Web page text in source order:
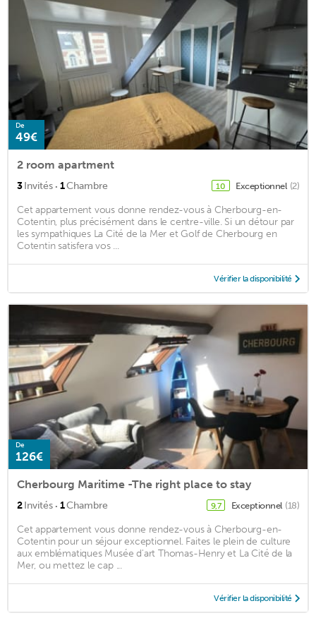
De
49€
2 room apartment
3Invités · 1Chambre 10 Exceptionnel (2)
Cet appartement vous donne rendez-vous à Cherbourg-en-
Cotentin, plus précisément dans le centre-ville. Si un détour par
les sympathiques La Cité de la Mer et Golf de Cherbourg en
Cotentin satisfera vos ...
Vérifier la disponibilité
De
126€
Cherbourg Maritime -The right place to stay
2Invités · 1Chambre 9,7 Exceptionnel (18)
Cet appartement vous donne rendez-vous à Cherbourg-en-
Cotentin pour un séjour exceptionnel. Faites le plein de culture
aux emblématiques Musée d'art Thomas-Henry et La Cité de la
Mer, ou mettez le cap ...
Vérifier la disponibilité